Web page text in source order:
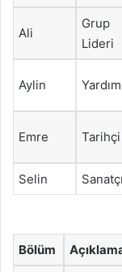
Ali
Grup
Lideri
Aylin
Emre Tarihçi
Selin Sanatçı
Bölüm